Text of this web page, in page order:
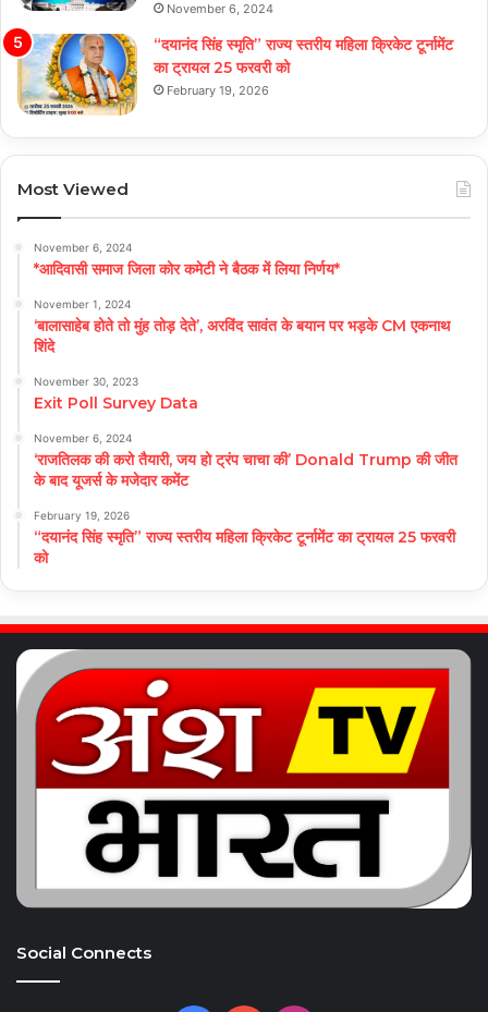
November 6, 2024
“दयानंद सिंह स्मृति” राज्य स्तरीय महिला क्रिकेट टूर्नामेंट
का ट्रायल 25 फरवरी को
February 19, 2026
Most Viewed
November 6, 2024
*आदिवासी समाज जिला कोर कमेटी ने बैठक में लिया निर्णय*
November 1, 2024
‘बालासाहेब होते तो मुंह तोड़ देते’, अरविंद सावंत के बयान पर भड़के CM एकनाथ
शिंदे
November 30, 2023
Exit Poll Survey Data
November 6, 2024
‘राजतिलक की करो तैयारी, जय हो ट्रंप चाचा की’ Donald Trump की जीत
के बाद यूजर्स के मजेदार कमेंट
February 19, 2026
“दयानंद सिंह स्मृति” राज्य स्तरीय महिला क्रिकेट टूर्नामेंट का ट्रायल 25 फरवरी
को
Social Connects